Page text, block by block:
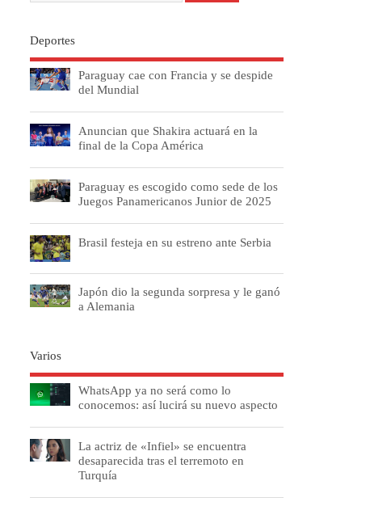
Deportes
Paraguay cae con Francia y se despide
del Mundial
Anuncian que Shakira actuará en la
final de la Copa América
Paraguay es escogido como sede de los
Juegos Panamericanos Junior de 2025
Brasil festeja en su estreno ante Serbia
Japón dio la segunda sorpresa y le ganó
a Alemania
Varios
WhatsApp ya no será como lo
conocemos: así lucirá su nuevo aspecto
La actriz de «Infiel» se encuentra
desaparecida tras el terremoto en
Turquía